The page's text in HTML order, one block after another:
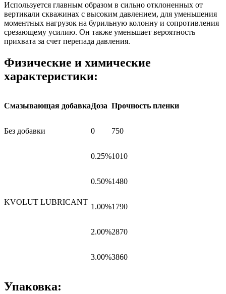
Используется главным образом в сильно отклоненных от
вертикали скважинах с высоким давлением, для уменьшения
моментных нагрузок на бурильную колонну и сопротивления
срезающему усилию. Он также уменьшает вероятность
прихвата за счет перепада давления.
Физические и химические
характеристики:
Смазывающая добавкаДоза Прочность пленки
Без добавки 0 750
KVOLUT LUBRICANT
0.25%1010
0.50%1480
1.00%1790
2.00%2870
3.00%3860
Упаковка: